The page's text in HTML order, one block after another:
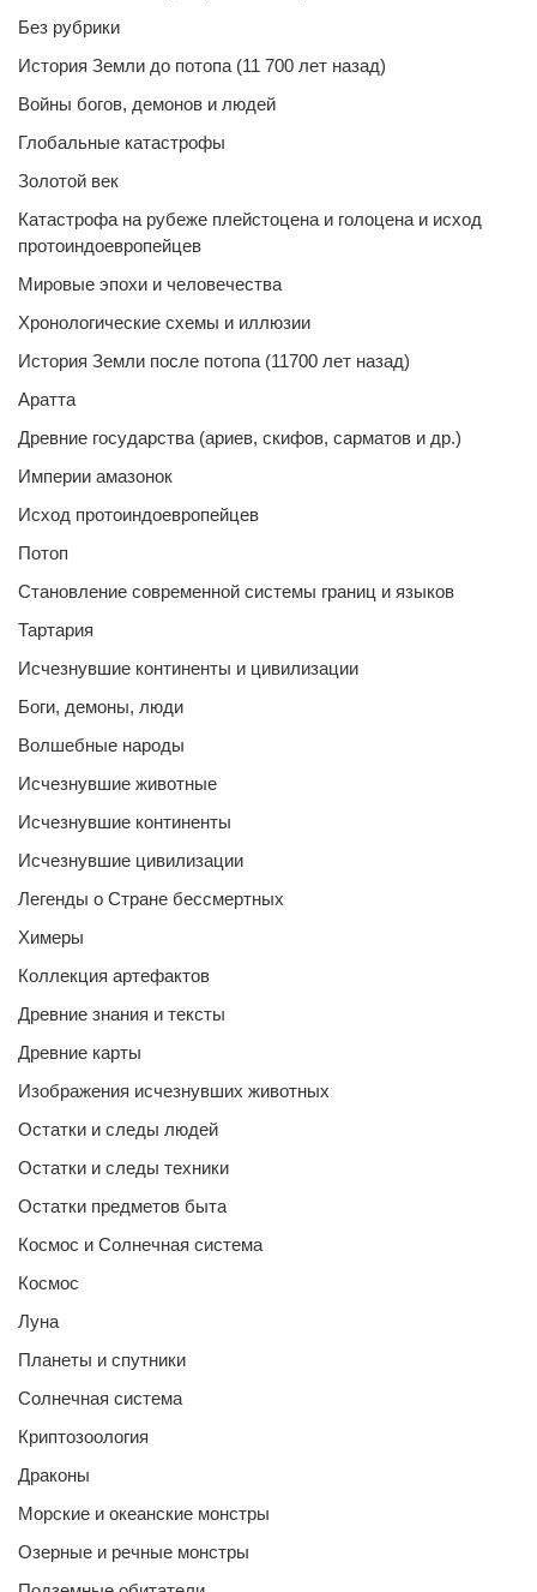
Без рубрики
История Земли до потопа (11 700 лет назад)
Войны богов, демонов и людей
Глобальные катастрофы
Золотой век
Катастрофа на рубеже плейстоцена и голоцена и исход
протоиндоевропейцев
Мировые эпохи и человечества
Хронологические схемы и иллюзии
История Земли после потопа (11700 лет назад)
Аратта
Древние государства (ариев, скифов, сарматов и др.)
Империи амазонок
Исход протоиндоевропейцев
Потоп
Становление современной системы границ и языков
Тартария
Исчезнувшие континенты и цивилизации
Боги, демоны, люди
Волшебные народы
Исчезнувшие животные
Исчезнувшие континенты
Исчезнувшие цивилизации
Легенды о Стране бессмертных
Химеры
Коллекция артефактов
Древние знания и тексты
Древние карты
Изображения исчезнувших животных
Остатки и следы людей
Остатки и следы техники
Остатки предметов быта
Космос и Солнечная система
Космос
Луна
Планеты и спутники
Солнечная система
Криптозоология
Драконы
Морские и океанские монстры
Озерные и речные монстры